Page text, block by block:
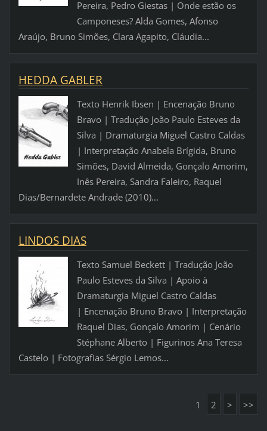
Pereira, Pedro Giestas | Onde estão os
Camponeses? Alda Gomes, Afonso
Araújo, Bruno Simões, Clara Agapito, Cláudia...
HEDDA GABLER
Texto Henrik Ibsen | Encenação Bruno
Bravo | Tradução João Paulo Esteves da
Silva | Dramaturgia Miguel Castro Caldas
| Interpretação Anabela Brígida, Bruno
Simões, David Almeida, Gonçalo Amorim,
Inês Pereira, Sandra Faleiro, Raquel
Dias/Bernardete Andrade (2010)...
LINDOS DIAS
Texto Samuel Beckett | Tradução João
Paulo Esteves da Silva | Apoio à
Dramaturgia Miguel Castro Caldas
| Encenação Bruno Bravo | Interpretação
Raquel Dias, Gonçalo Amorim | Cenário
Stéphane Alberto | Figurinos Ana Teresa
Castelo | Fotografias Sérgio Lemos...
1 2 > >>